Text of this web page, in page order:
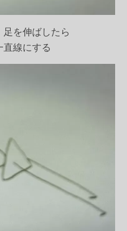
を伸ばしたら
線にする